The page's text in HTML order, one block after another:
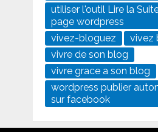
utiliser l'outil Lire la
page wordpress
vivez-bloguez
vivez
vivre de son blog
vivre grace a son blog
wordpress publier
sur facebook